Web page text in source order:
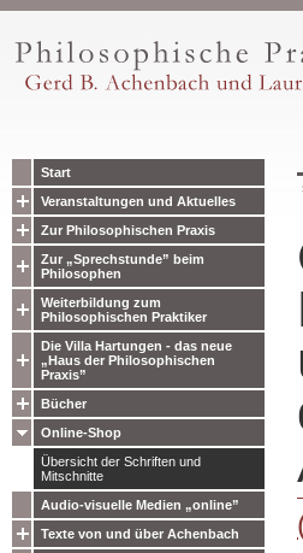
Start
Veranstaltungen und Aktuelles
Zur Philosophischen Praxis
Zur „Sprechstunde” beim
Philosophen
Weiterbildung zum
Philosophischen Praktiker
Die Villa Hartungen - das neue
„Haus der Philosophischen
Praxis”
Bücher
Online-Shop
Übersicht der Schriften und
Mitschnitte
Audio-visuelle Medien „online”
Texte von und über Achenbach